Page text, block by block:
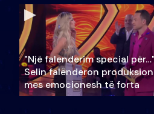
"Një falenderim special
Selin falënderon
mes emocionesh të forta